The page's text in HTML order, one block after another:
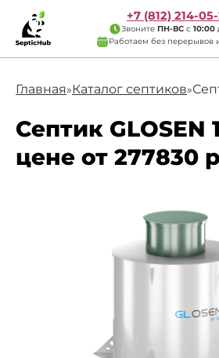
+7 (812) 214-
Звоните ПН-ВС с 10:00
Работаем без перерывов
Главная»Каталог септиков»
Септик GLOSEN
цене от 277830